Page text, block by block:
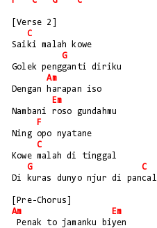
[Verse 2]
C
Saiki malah kowe
G
Golek pengganti diriku
Am
Dengan harapan iso
Em
Nambani roso gundahmu
F
Ning opo nyatane
C
Kowe malah di tinggal
G
C
Di kuras dunyo njur di pancal
[Pre-Chorus]
Am
Em
Penak to jamanku biyen